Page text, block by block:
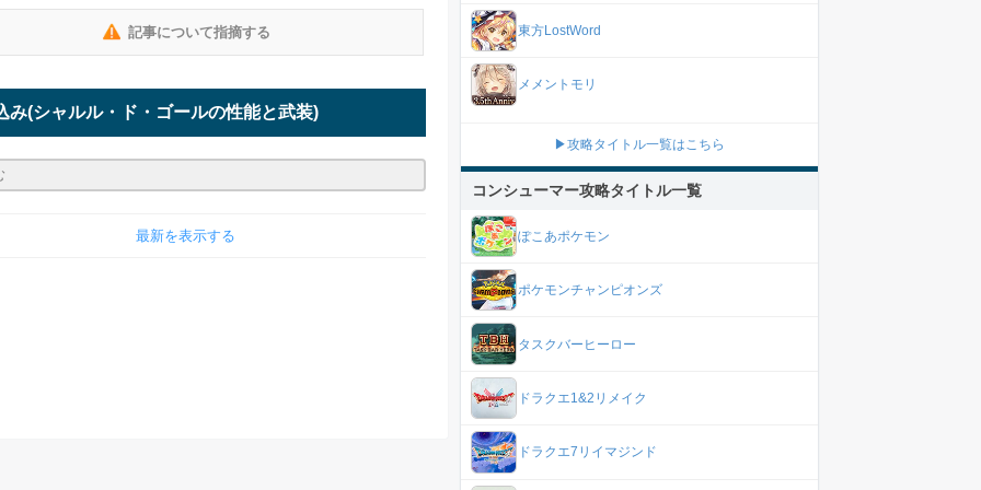
記事について指摘する
み(シャルル・ド・ゴールの性能と武装)
最新を表示する
東方LostWord
メメントモリ
▶攻略タイトル一覧はこちら
コンシューマー攻略タイトル一覧
ぽこあポケモン
ポケモンチャンピオンズ
タスクバーヒーロー
ドラクエ1&2リメイク
ドラクエ7リイマジンド